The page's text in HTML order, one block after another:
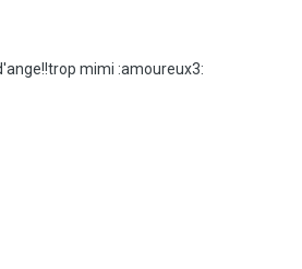
mimi :amoureux3: